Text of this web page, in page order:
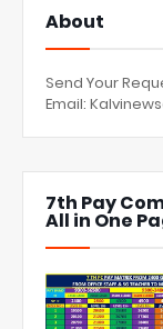
About
Send Your
Email:
7th Pay
All in One